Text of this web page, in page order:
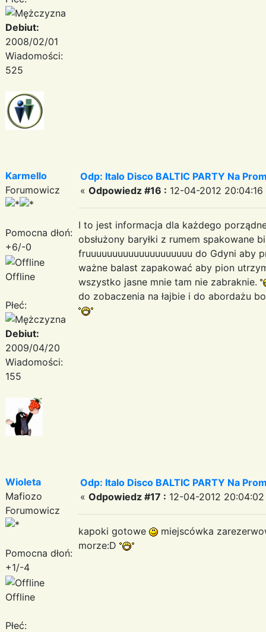
Debiut:
2008/02/01
Wiadomości:
525
Karmello
Forumowicz
Pomocna dłoń:
+6/-0
Offline
Płeć:
Debiut:
2009/04/20
Wiadomości:
155
Odp: Italo Disco BALTIC PARTY Na
« Odpowiedz #16 : 12-04-2012 20:04:16
I to jest informacja dla każdego
obsłużony baryłki z rumem spakowane
fruuuuuuuuuuuuuuuuuuuu do Gdyni aby
ważne balast zapakować aby pion
wszystko jasne mnie tam nie zabraknie.
do zobaczenia na łajbie i do abordażu
Wioleta
Mafiozo
Forumowicz
Pomocna dłoń:
+1/-4
Offline
Płeć:
Odp: Italo Disco BALTIC PARTY Na
« Odpowiedz #17 : 12-04-2012
kapoki gotowe
miejscówka
morze:D